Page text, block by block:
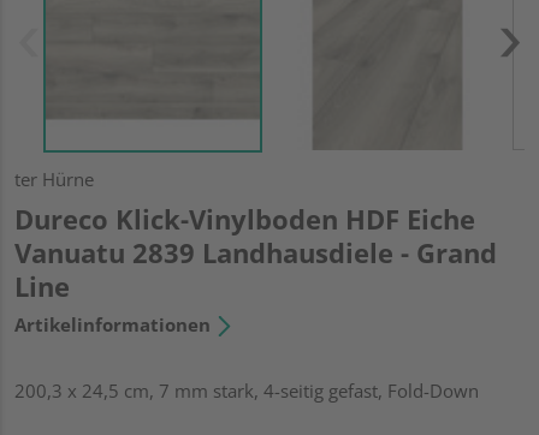
ter Hürne
Dureco Klick-Vinylboden HDF Eiche
Vanuatu 2839 Landhausdiele - Grand
Line
Artikelinformationen
200,3 x 24,5 cm, 7 mm stark, 4-seitig gefast, Fold-Down